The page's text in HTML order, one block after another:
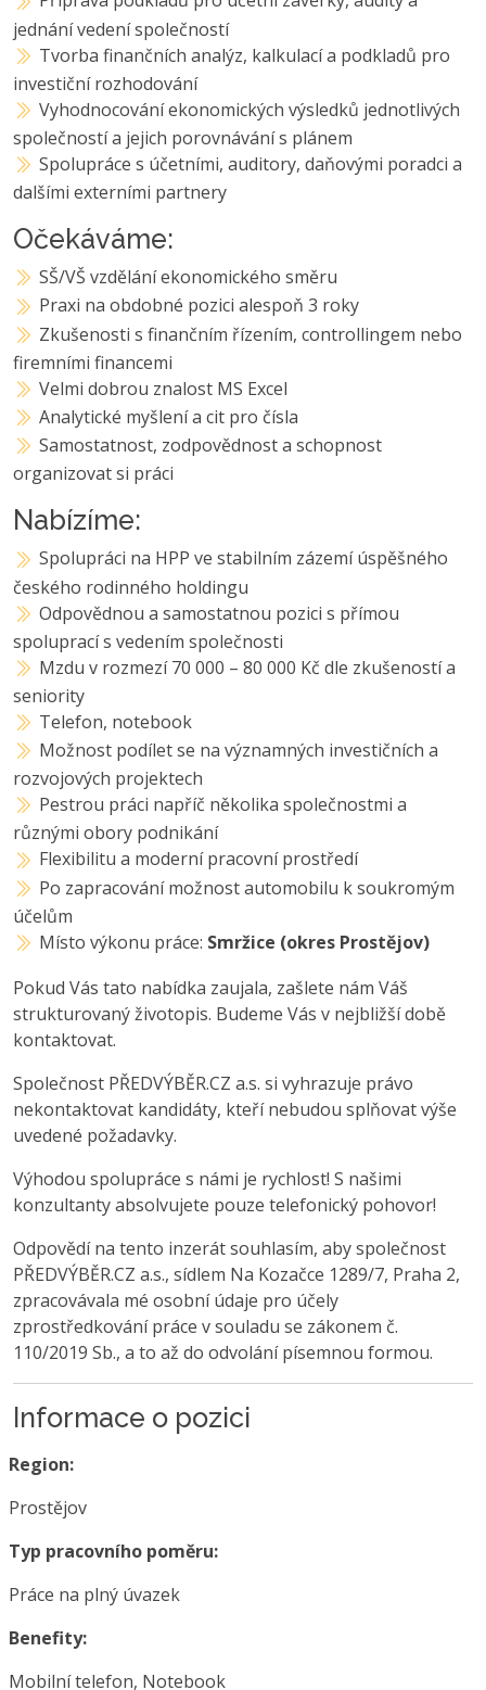
jednání vedení společností
Tvorba finančních analýz, kalkulací a podkladů pro
investiční rozhodování
Vyhodnocování ekonomických výsledků jednotlivých
společností a jejich porovnávání s plánem
Spolupráce s účetními, auditory, daňovými poradci a
dalšími externími partnery
Očekáváme:
SŠ/VŠ vzdělání ekonomického směru
Praxi na obdobné pozici alespoň 3 roky
Zkušenosti s finančním řízením, controllingem nebo
firemními financemi
Velmi dobrou znalost MS Excel
Analytické myšlení a cit pro čísla
Samostatnost, zodpovědnost a schopnost
organizovat si práci
Nabízíme:
Spolupráci na HPP ve stabilním zázemí úspěšného
českého rodinného holdingu
Odpovědnou a samostatnou pozici s přímou
spoluprací s vedením společnosti
Mzdu v rozmezí 70 000 – 80 000 Kč dle zkušeností a
seniority
Telefon, notebook
Možnost podílet se na významných investičních a
rozvojových projektech
Pestrou práci napříč několika společnostmi a
různými obory podnikání
Flexibilitu a moderní pracovní prostředí
Po zapracování možnost automobilu k soukromým
účelům
Místo výkonu práce: Smržice (okres Prostějov)
Pokud Vás tato nabídka zaujala, zašlete nám Váš
strukturovaný životopis. Budeme Vás v nejbližší době
kontaktovat.
Společnost PŘEDVÝBĚR.CZ a.s. si vyhrazuje právo
nekontaktovat kandidáty, kteří nebudou splňovat výše
uvedené požadavky.
Výhodou spolupráce s námi je rychlost! S našimi
konzultanty absolvujete pouze telefonický pohovor!
Odpovědí na tento inzerát souhlasím, aby společnost
PŘEDVÝBĚR.CZ a.s., sídlem Na Kozačce 1289/7, Praha 2,
zpracovávala mé osobní údaje pro účely
zprostředkování práce v souladu se zákonem č.
110/2019 Sb., a to až do odvolání písemnou formou.
Informace o pozici
Region:
Prostějov
Typ pracovního poměru:
Práce na plný úvazek
Benefity:
Mobilní telefon, Notebook